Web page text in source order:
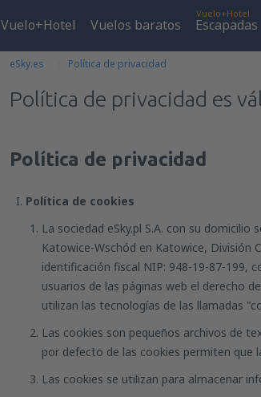
Vuelo+Hotel Vuelos baratos
Vuelo+Hotel
Escapadas
eSky.es Política de privacidad
Política de privacidad es
Política de privacidad
Política de cookies
La sociedad eSky.pl S.A. con su
Katowice-Wschód en Katowice, División
identificación fiscal NIP: 948-19-87-199,
usuarios de las páginas web el derecho
utilizan las tecnologías de las llamadas
Las cookies son pequeños archivos de
por defecto de las cookies permiten que
Las cookies se utilizan para almacenar